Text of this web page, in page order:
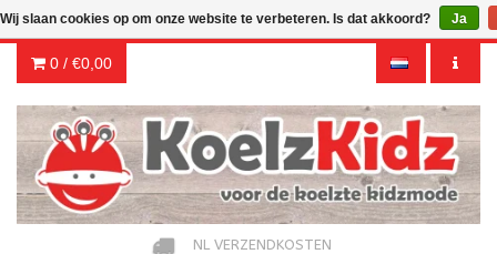
0 / €0,00
NL VERZENDKOSTEN
Wij slaan cookies op om onze website te verbeteren. Is dat akkoord? Ja